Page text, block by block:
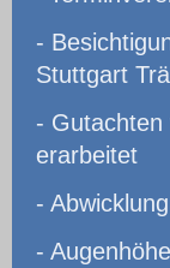
-
Stuttgart
- Gutachten
erarbeitet
-
-